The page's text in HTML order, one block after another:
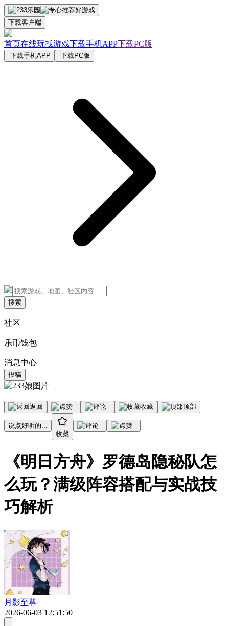
下载客户端
首页在线玩找游戏下载手机APP下载PC版
下载手机APP 下载PC版
搜索
社区
乐币钱包
消息中心
投稿
返回 -- -- 收藏 顶部
说点好听的...
收藏
-- --
《明日方舟》罗德岛隐秘队怎
么玩？满级阵容搭配与实战技
巧解析
月影至尊
2026-06-03 12:51:50